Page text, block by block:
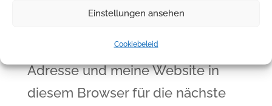
Einstellungen ansehen
Cookiebeleid
Meinen Namen, meine E-Mail-
Adresse und meine Website in
diesem Browser für die nächste